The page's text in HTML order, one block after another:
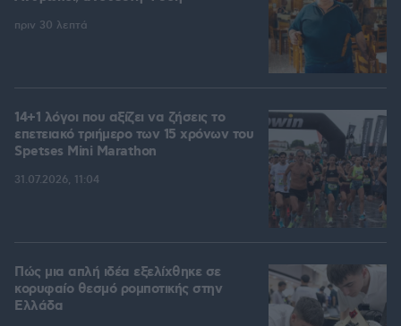
πριν 30 λεπτά
14+1 λόγοι που αξίζει να ζήσεις το
επετειακό τριήμερο των 15 χρόνων του
Spetses Mini Marathon
31.07.2026, 11:04
Πώς μια απλή ιδέα εξελίχθηκε σε
κορυφαίο θεσμό ρομποτικής στην
Ελλάδα